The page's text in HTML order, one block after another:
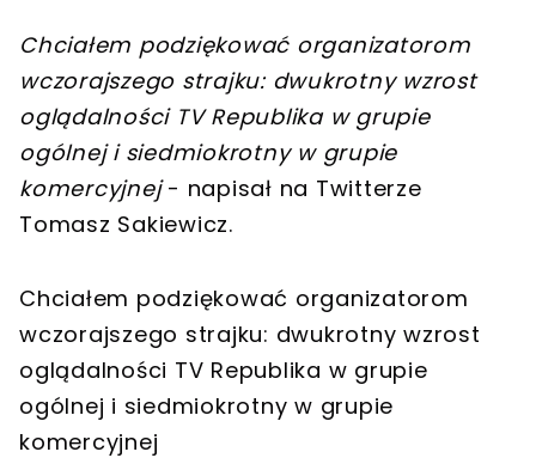
Chciałem podziękować organizatorom
wczorajszego strajku: dwukrotny wzrost
oglądalności TV Republika w grupie
ogólnej i siedmiokrotny w grupie
komercyjnej- napisał na Twitterze
Tomasz Sakiewicz.
Chciałem podziękować organizatorom
wczorajszego strajku: dwukrotny wzrost
oglądalności TV Republika w grupie
ogólnej i siedmiokrotny w grupie
komercyjnej